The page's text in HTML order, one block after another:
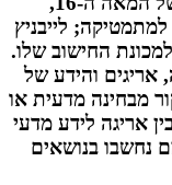
לייבניץ
למכונת החישוב שלו.
והידע של
מבחינה מדעית או
אריגה לידע מדעי
נחשבו בנושאים